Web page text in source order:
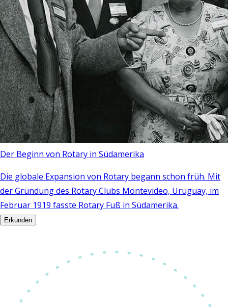
Der Beginn von Rotary in Südamerika
Die globale Expansion von Rotary begann schon früh. Mit
der Gründung des Rotary Clubs Montevideo, Uruguay, im
Februar 1919 fasste Rotary Fuß in Südamerika.
Erkunden